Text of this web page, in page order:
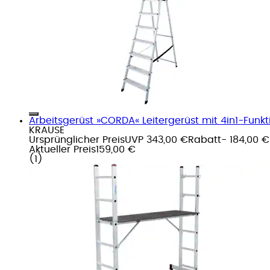
Arbeitsgerüst »CORDA« Leitergerüst mit 4in1-
KRAUSE
Ursprünglicher PreisUVP 343,00 €Rabatt- 184,00 €
Aktueller Preis159,00 €
( 1 )